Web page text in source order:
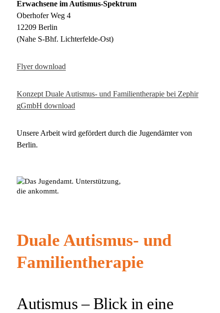
Erwachsene im Autismus-Spektrum
Oberhofer Weg 4
12209 Berlin
(Nahe S-Bhf. Lichterfelde-Ost)
Flyer download
Konzept Duale Autismus- und Familientherapie bei Zephir
gGmbH download
Unsere Arbeit wird gefördert durch die Jugendämter von
Berlin.
Duale Autismus- und
Familientherapie
Autismus – Blick in eine